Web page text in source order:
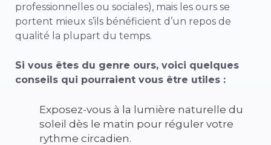
professionnelles ou sociales), mais les ours se
portent mieux s’ils bénéficient d’un repos de
qualité la plupart du temps.
Si vous êtes du genre ours, voici quelques
conseils qui pourraient vous être utiles :
Exposez-vous à la lumière naturelle du
soleil dès le matin pour réguler votre
rythme circadien.